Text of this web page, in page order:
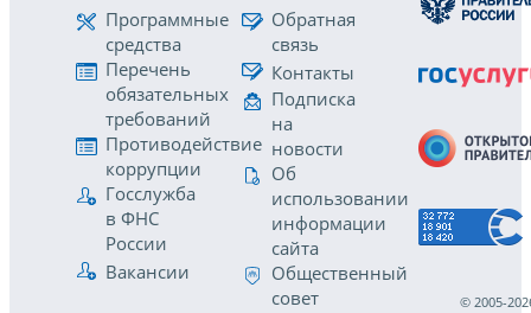
Программные
средства
Перечень
обязательных
требований
Противодействие
коррупции
Госслужба
в ФНС
России
Вакансии
Обратная
связь
Контакты
Подписка
на
новости
Об
использовании
информации
сайта
Общественный
совет
© 2005-